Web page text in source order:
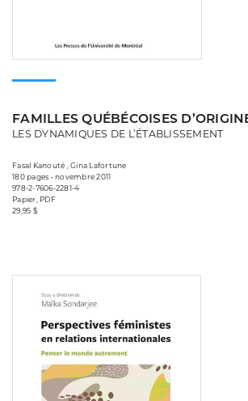
FAMILLES QUÉBÉCOISES
LES DYNAMIQUES DE L’ÉTABLISSEMENT
Fasal Kanouté , Gina Lafortune
180 pages • novembre 2011
978-2-7606-2281-4
Papier, PDF
29,95 $